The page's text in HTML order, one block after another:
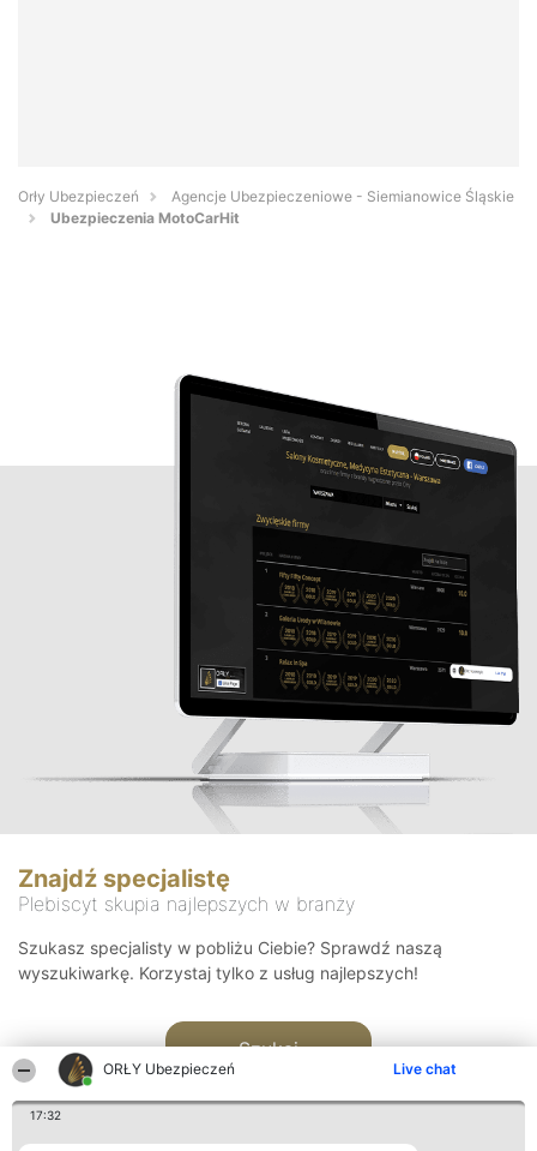
ORŁY Ubezpieczeń Live chat
17:32
Orły Ubezpieczeń
Agencje Ubezpieczeniowe - Siemianowice Śląskie
Ubezpieczenia MotoCarHit
Znajdź specjalistę
Plebiscyt skupia najlepszych w branży
Szukasz specjalisty w pobliżu Ciebie? Sprawdź naszą
wyszukiwarkę. Korzystaj tylko z usług najlepszych!
Szukaj